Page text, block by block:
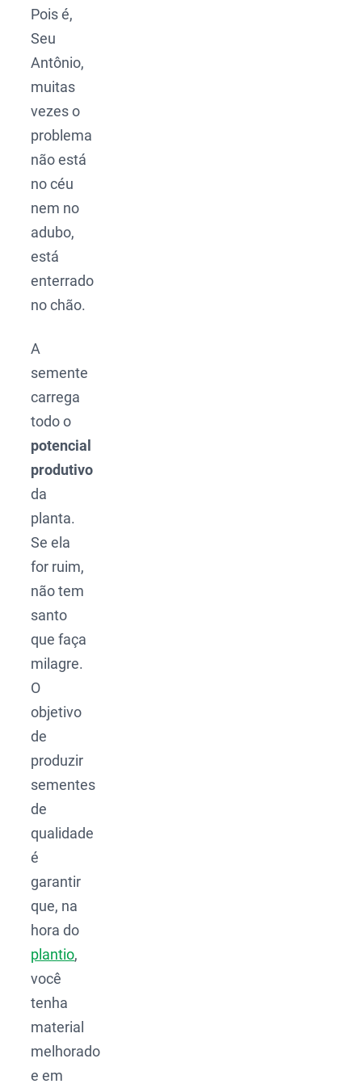
Pois é,
Seu
Antônio,
muitas
vezes o
problema
não está
no céu
nem no
adubo,
está
enterrado
no chão.
A
semente
carrega
todo o
potencial
produtivo
da
planta.
Se ela
for ruim,
não tem
santo
que faça
milagre.
O
objetivo
de
produzir
sementes
de
qualidade
é
garantir
que, na
hora do
plantio,
você
tenha
material
melhorado
e em